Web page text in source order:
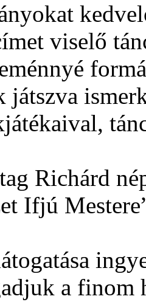
viselő
játszva
Richárd
Ifjú
a finom